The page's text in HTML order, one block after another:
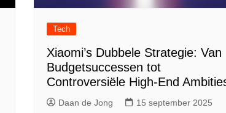
Tech
Xiaomi’s Dubbele Strategie: Van
Budgetsuccessen tot
Controversiële High-End
Daan de Jong 15 september 2025